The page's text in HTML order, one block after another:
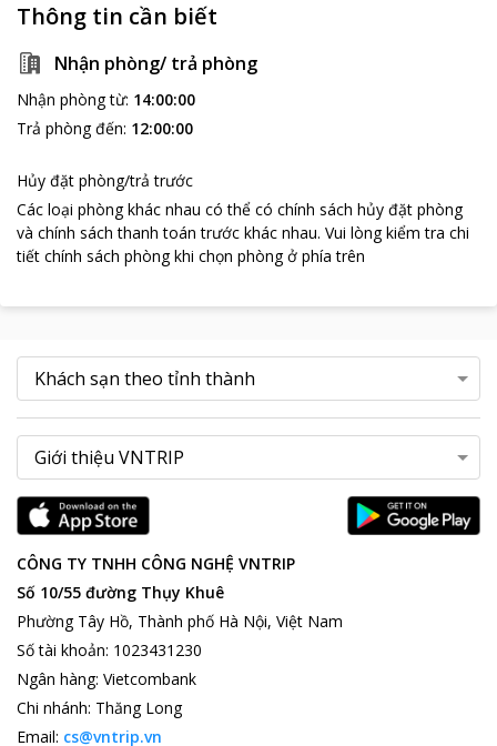
Thông tin cần biết
Nhận phòng/ trả phòng
Nhận phòng từ: 14:00:00
Trả phòng đến: 12:00:00
Hủy đặt phòng/trả trước
Các loại phòng khác nhau có thể có chính sách hủy đặt phòng
và chính sách thanh toán trước khác nhau. Vui lòng kiểm tra chi
tiết chính sách phòng khi chọn phòng ở phía trên
CÔNG TY TNHH CÔNG NGHỆ VNTRIP
Số 10/55 đường Thụy Khuê
Phường Tây Hồ, Thành phố Hà Nội, Việt Nam
Số tài khoản: 1023431230
Ngân hàng: Vietcombank
Chi nhánh: Thăng Long
Email: cs@vntrip.vn